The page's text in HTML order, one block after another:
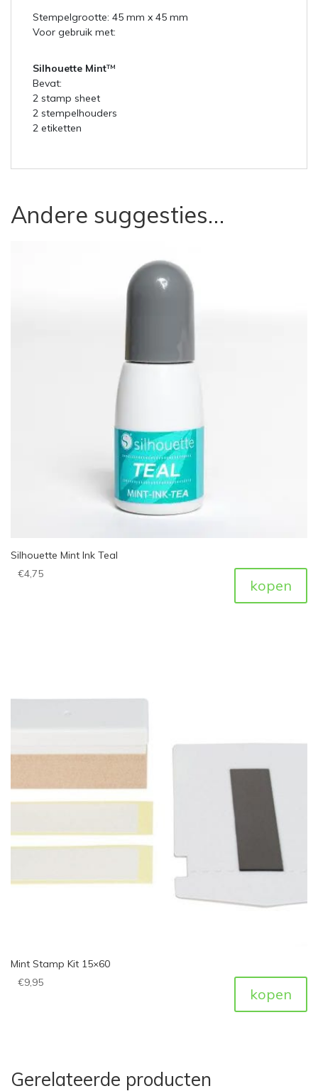
Stempelgrootte: 45 mm x 45 mm
Voor gebruik met:
Silhouette Mint™
Bevat:
2 stamp sheet
2 stempelhouders
2 etiketten
Andere suggesties…
Silhouette Mint Ink Teal
€4,75
kopen
Mint Stamp Kit 15×60
€9,95
kopen
Gerelateerde producten